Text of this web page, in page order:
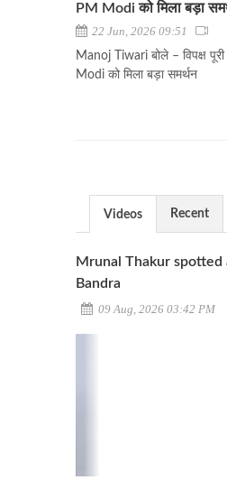
PM Modi को मिला बड़ा
22 Jun, 2026 09:51
Manoj Tiwari बोले – विपक्ष
Modi को मिला बड़ा समर्थन
Videos Recent
Mrunal Thakur spotted
Bandra
09 Aug, 2026 03:42 PM